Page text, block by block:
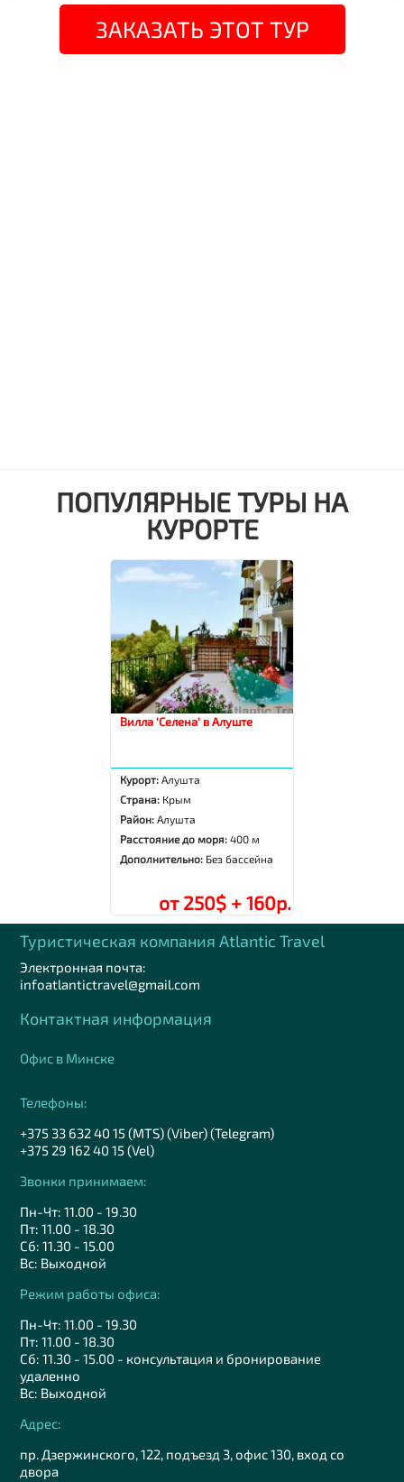
ЗАКАЗАТЬ ЭТОТ ТУР
ПОПУЛЯРНЫЕ ТУРЫ НА
КУРОРТЕ
Вилла 'Селена' в Алуште
Курорт: Алушта
Страна: Крым
Район: Алушта
Расстояние до моря:400 м
Дополнительно: Без бассейна
от 250$ + 160р.
Туристическая компания Аtlantic Travel
Электронная почта:
infoatlantictravel@gmail.com
Контактная информация
Офис в Минске
Телефоны:
+375 33 632 40 15 (MTS) (Viber) (Telegram)
+375 29 162 40 15 (Vel)
Звонки принимаем:
Пн-Чт: 11.00 - 19.30
Пт: 11.00 - 18.30
Сб: 11.30 - 15.00
Вс: Выходной
Режим работы офиса:
Пн-Чт: 11.00 - 19.30
Пт: 11.00 - 18.30
Сб: 11.30 - 15.00 - консультация и бронирование
удаленно
Вс: Выходной
Адрес:
пр. Дзержинского, 122, подъезд 3, офис 130, вход со
двора